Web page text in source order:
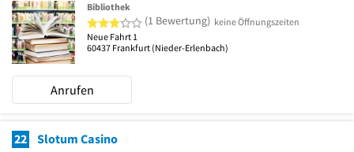
Bibliothek
3 von 5 Sternen
(1 Bewertung) keine Öffnungszeiten
Neue Fahrt 1
60437 Frankfurt (Nieder-Erlenbach)
Anrufen
22 Slotum Casino